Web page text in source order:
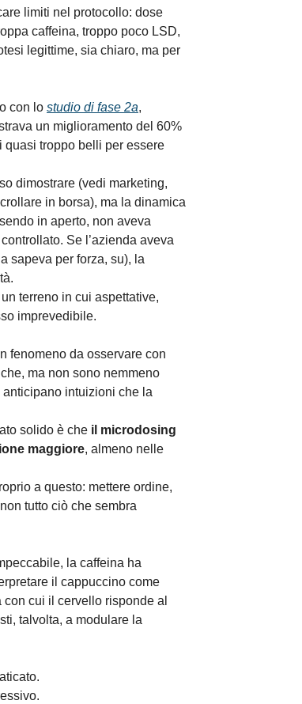
limiti nel protocollo: dose
caffeina, troppo poco LSD,
legittime, sia chiaro, ma per
con lo studio di fase 2a,
un miglioramento del 60%
quasi troppo belli per essere
dimostrare (vedi marketing,
in borsa), ma la dinamica
in aperto, non aveva
Se l’azienda aveva
sapeva per forza, su), la
terreno in cui aspettative,
imprevedibile.
fenomeno da osservare con
ma non sono nemmeno
intuizioni che la
solido è che il microdosing
maggiore, almeno nelle
a questo: mettere ordine,
tutto ciò che sembra
la caffeina ha
il cappuccino come
cui il cervello risponde al
talvolta, a modulare la